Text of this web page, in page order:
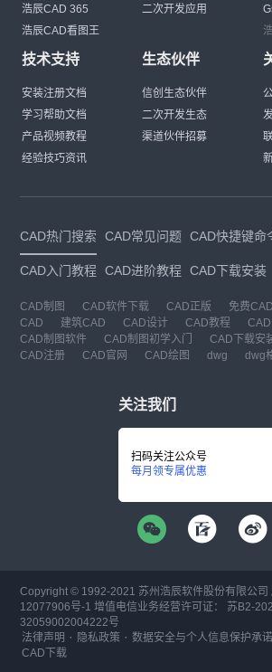
浩辰CAD 365
浩辰CAD看图王
二次开发应用
技术支持
安装注册文档
学习帮助文档
产品视频教程
经验技巧资讯
生态伙伴
信创生态伙伴
二次开发生态
渠道伙伴招募
CAD热门搜索 CAD常见问题 CAD快捷键命
CAD入门教程 CAD进阶教程 CAD下载安装
CAD制图 CAD软件下载 CAD正版 免费CAD
CAD
建筑CAD CAD设计 CAD教程
CAD制图软件
CAD制图初学入门 CAD下载安
CAD注册
CAD官网 CAD绘图 dwg dwg
关注我们
扫码关注公众号
每月领专属优惠
Copyright © 1992-2021 苏州浩辰软件股份有限公司
12077906号-1 增值电信业务经营许可证： 苏B2-
32059002004222号
法律声明 · 隐私政策 ·数据安全与个人信息保护承诺
CAD下载